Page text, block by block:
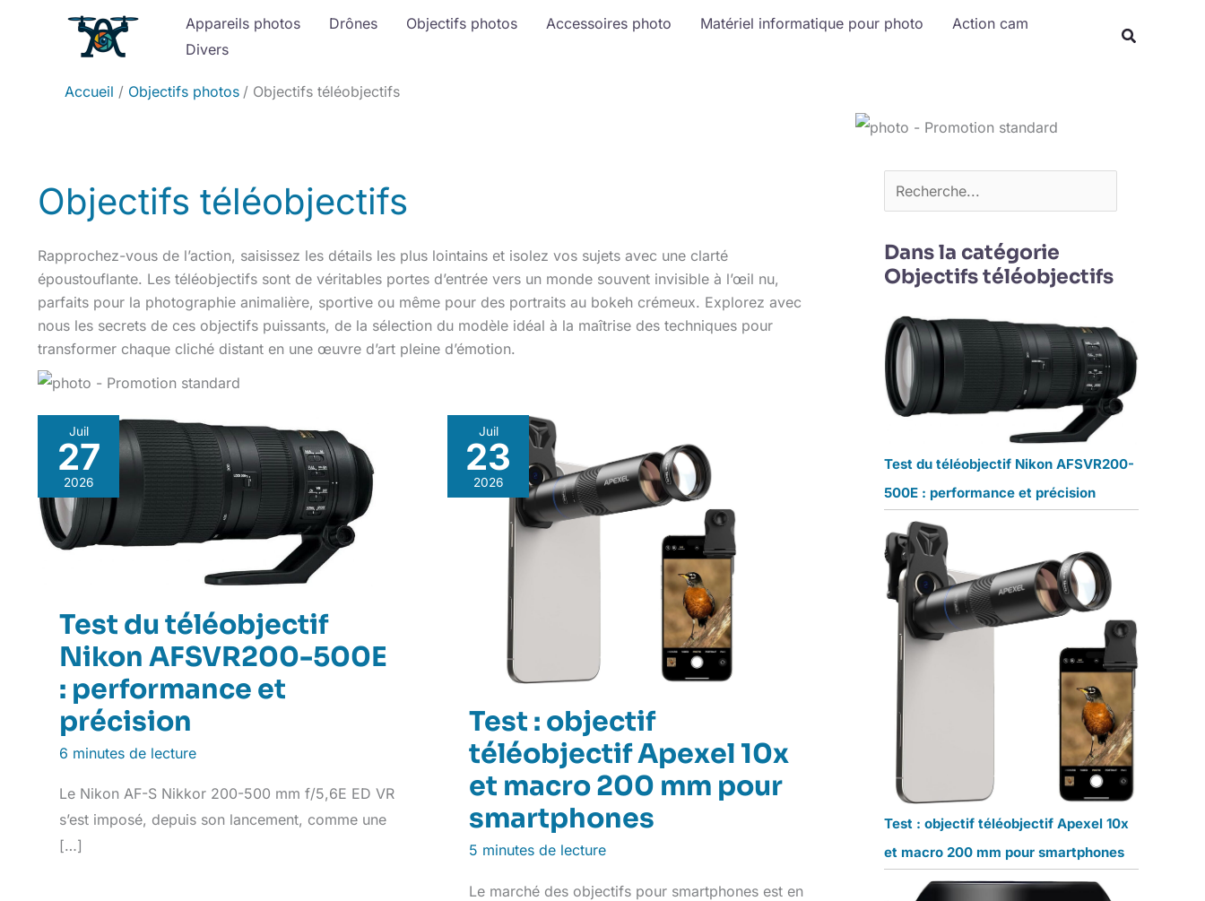
Appareils photos Drônes Objectifs photos Accessoires photo Matériel informatique pour photo
Action cam
Divers
Accueil Objectifs photos Objectifs téléobjectifs
Objectifs téléobjectifs
Rapprochez-vous de l’action, saisissez les détails les plus lointains et isolez vos sujets avec une clarté
époustouflante. Les téléobjectifs sont de véritables portes d’entrée vers un monde souvent invisible à l’œil nu,
parfaits pour la photographie animalière, sportive ou même pour des portraits au bokeh crémeux. Explorez avec
nous les secrets de ces objectifs puissants, de la sélection du modèle idéal à la maîtrise des techniques pour
transformer chaque cliché distant en une œuvre d’art pleine d’émotion.
Juil
27
2026
Test du téléobjectif
Nikon AFSVR200-500E
: performance et
précision
6 minutes de lecture
Le Nikon AF-S Nikkor 200-500 mm f/5,6E ED VR
s’est imposé, depuis son lancement, comme une
[…]
Juil
23
2026
Test : objectif
téléobjectif Apexel 10x
et macro 200 mm pour
smartphones
5 minutes de lecture
Le marché des objectifs pour smartphones est en
Rechercher
Dans la catégorie
Objectifs téléobjectifs
Test du téléobjectif Nikon AFSVR200-
500E : performance et précision
Test : objectif téléobjectif Apexel 10x
et macro 200 mm pour smartphones